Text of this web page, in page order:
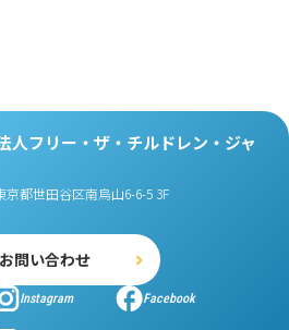
人フリー・ザ・チルドレン・ジャ
京都世田谷区南烏山6-6-5 3F
お問い合わせ
Instagram Facebook